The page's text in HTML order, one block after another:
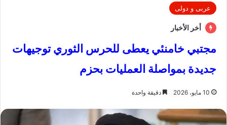
عربى و دولى
أخر الأخبار
مجتبي خامنئي يعطى للحرس الثوري توجيهات
جديدة بمواصلة العمليات بحزم
10 مايو، 2026 دقيقة واحدة